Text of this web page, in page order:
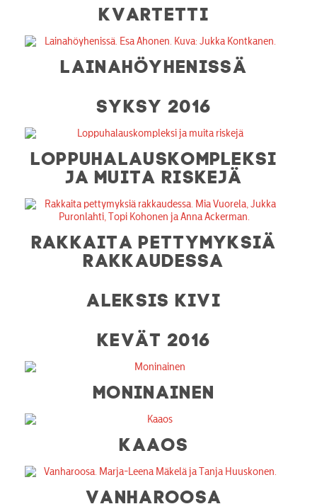
KVARTETTI
LAINAHÖYHENISSÄ
SYKSY 2016
LOPPUHALAUSKOMPLEKSI
JA MUITA RISKEJÄ
RAKKAITA PETTYMYKSIÄ
RAKKAUDESSA
ALEKSIS KIVI
KEVÄT 2016
MONINAINEN
KAAOS
VANHAROOSA